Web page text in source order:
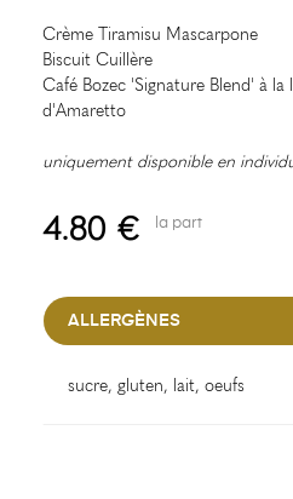
Crème Tiramisu Mascarpone
Biscuit Cuillère
Café Bozec 'Signature Blend' à la
d'Amaretto
uniquement disponible en
4.80 € la part
ALLERGÈNES
sucre, gluten, lait, oeufs